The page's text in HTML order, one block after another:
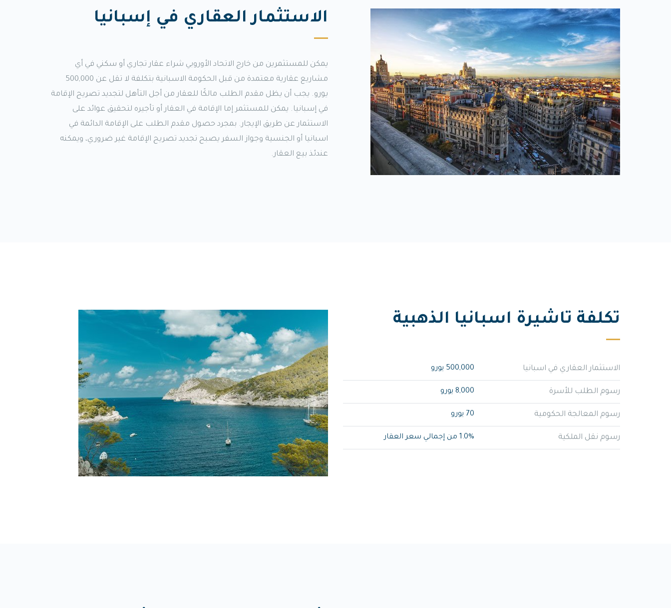
الاستثمار العقاري في إسبانيا
يمكن للمستثمرين من خارج الاتحاد الأوروبي شراء عقار تجاري أو سكني في أي
مشاريع عقارية معتمدة من قبل الحكومة الاسبانية بتكلفة لا تقل عن 500,000
يورو. يجب أن يظل مقدم الطلب مالكًا للعقار من أجل التأهل لتجديد تصريح الإقامة
في إسبانيا. يمكن للمستثمر إما الإقامة في العقار أو تأجيره لتحقيق عوائد على
الاستثمار عن طريق الإيجار. بمجرد حصول مقدم الطلب على الإقامة الدائمة في
اسبانيا أو الجنسية وجواز السفر يصبح تجديد تصريح الإقامة غير ضروري، ويمكنه
عندئذ بيع العقار.
تكلفة تاشيرة اسبانيا الذهبية
الاستثمار العقاري في اسبانيا 500,000 يورو
رسوم الطلب للأسرة 8,000 يورو
رسوم المعالجة الحكومية 70 يورو
رسوم نقل الملكية 1.0% من إجمالي سعر العقار